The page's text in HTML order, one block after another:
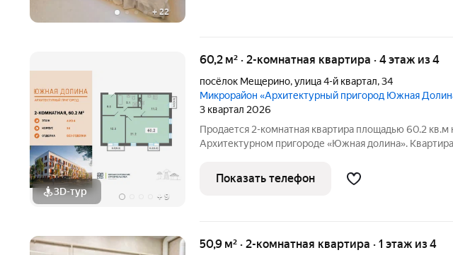
+22
3D-тур + 9
60,2 м² · 2-комнатная квартира · 4 этаж из 4
посёлок Мещерино,улица 4-й квартал,34
Микрорайон «Архитектурный пригород Южная
3 квартал 2026
Продается 2-комнатная квартира площадью 60.2 кв.м
Архитектурном пригороде «Южная долина».
9 км от МКАД по Каширскому шоссе. Южная долина -
мультиформатный
Показать телефон
50,9 м² · 2-комнатная квартира · 1 этаж из 4